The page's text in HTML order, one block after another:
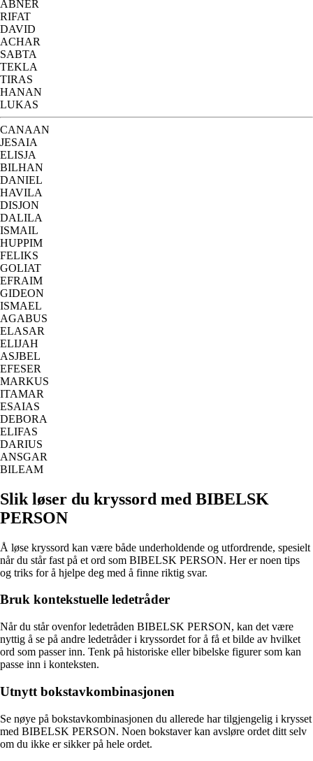
ABNER
RIFAT
DAVID
ACHAR
SABTA
TEKLA
TIRAS
HANAN
LUKAS
CANAAN
JESAIA
ELISJA
BILHAN
DANIEL
HAVILA
DISJON
DALILA
ISMAIL
HUPPIM
FELIKS
GOLIAT
EFRAIM
GIDEON
ISMAEL
AGABUS
ELASAR
ELIJAH
ASJBEL
EFESER
MARKUS
ITAMAR
ESAIAS
DEBORA
ELIFAS
DARIUS
ANSGAR
BILEAM
Slik løser du kryssord med BIBELSK
PERSON
Å løse kryssord kan være både underholdende og utfordrende, spesielt
når du står fast på et ord som BIBELSK PERSON. Her er noen tips
og triks for å hjelpe deg med å finne riktig svar.
Bruk kontekstuelle ledetråder
Når du står ovenfor ledetråden BIBELSK PERSON, kan det være
nyttig å se på andre ledetråder i kryssordet for å få et bilde av hvilket
ord som passer inn. Tenk på historiske eller bibelske figurer som kan
passe inn i konteksten.
Utnytt bokstavkombinasjonen
Se nøye på bokstavkombinasjonen du allerede har tilgjengelig i krysset
med BIBELSK PERSON. Noen bokstaver kan avsløre ordet ditt selv
om du ikke er sikker på hele ordet.